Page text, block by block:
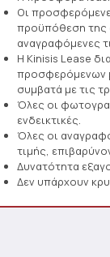
Οι
προϋπόθεση της
αναγραφόμενες
Η Kinisis Lease
προσφερόμενων
συμβατά με τις
Όλες οι
ενδεικτικές.
Όλες οι
τιμής,
Δυνατότητα
Δεν υπάρχουν